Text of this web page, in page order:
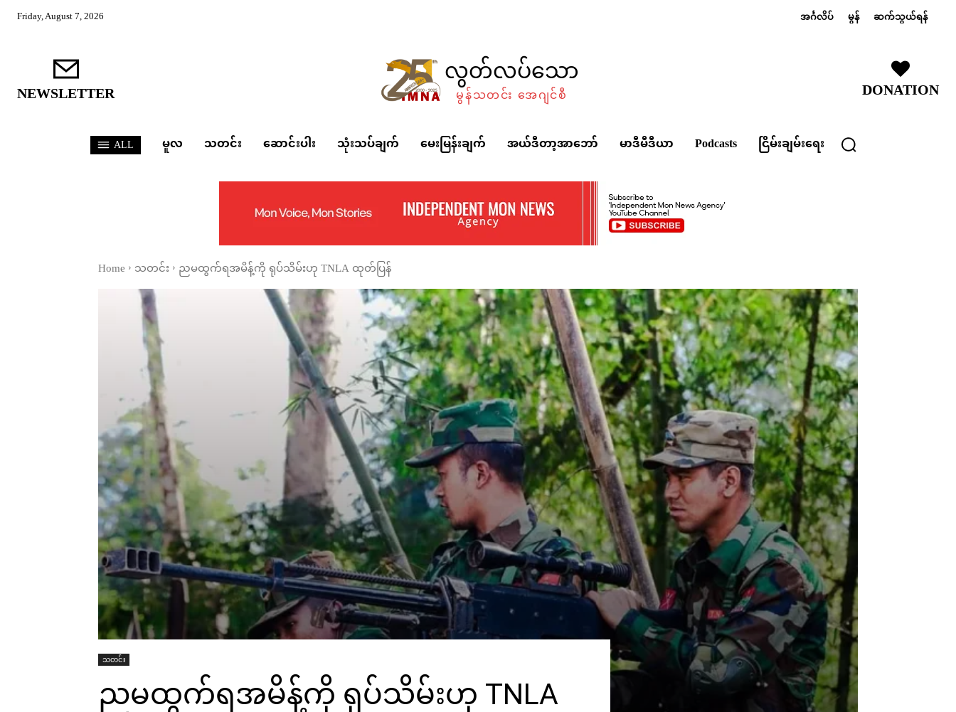
Friday, August 7, 2026 အင်္ဂလိပ် မွန် ဆက်သွယ်ရန်
NEWSLETTER လွတ်လပ်သော
မွန်သတင်း အေဂျင်စီ DONATION
ALL မူလ သတင်း ဆောင်းပါး သုံးသပ်ချက် မေးမြန်းချက် အယ်ဒီတာ့အာဘော် မာဒီမီဒီယာ Podcasts ငြိမ်းချမ်းရေး
Home သတင်း ညမထွက်ရအမိန့်ကို ရုပ်သိမ်းဟု TNLA ထုတ်ပြန်
သတင်း
ညမထွက်ရအမိန့်ကို ရုပ်သိမ်းဟု TNLA